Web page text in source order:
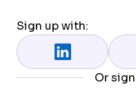
Sign up with:
Or